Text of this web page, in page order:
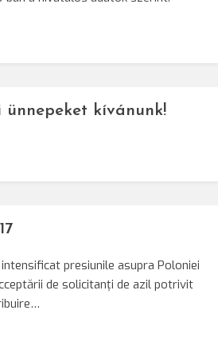
ünnepeket kívánunk!
presiunile asupra Poloniei
de solicitanţi de azil potrivit